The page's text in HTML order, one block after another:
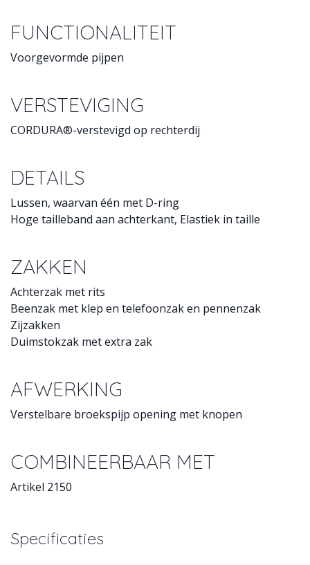
FUNCTIONALITEIT
Voorgevormde pijpen
VERSTEVIGING
CORDURA®-verstevigd op rechterdij
DETAILS
Lussen, waarvan één met D-ring
Hoge tailleband aan achterkant, Elastiek in taille
ZAKKEN
Achterzak met rits
Beenzak met klep en telefoonzak en pennenzak
Zijzakken
Duimstokzak met extra zak
AFWERKING
Verstelbare broekspijp opening met knopen
COMBINEERBAAR MET
Artikel 2150
Specificaties